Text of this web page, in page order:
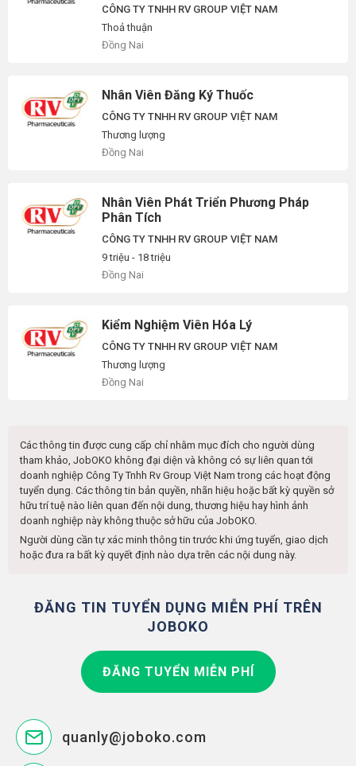
CÔNG TY TNHH RV GROUP VIỆT NAM
Thoả thuận
Đồng Nai
Nhân Viên Đăng Ký Thuốc
CÔNG TY TNHH RV GROUP VIỆT NAM
Thương lượng
Đồng Nai
Nhân Viên Phát Triển Phương Pháp
Phân Tích
CÔNG TY TNHH RV GROUP VIỆT NAM
9 triệu - 18 triệu
Đồng Nai
Kiểm Nghiệm Viên Hóa Lý
CÔNG TY TNHH RV GROUP VIỆT NAM
Thương lượng
Đồng Nai
Các thông tin được cung cấp chỉ nhằm mục đích cho người dùng
tham khảo, JobOKO không đại diện và không có sự liên quan tới
doanh nghiệp Công Ty Tnhh Rv Group Việt Nam trong các hoạt động
tuyển dụng. Các thông tin bản quyền, nhãn hiệu hoặc bất kỳ quyền sở
hữu trí tuệ nào liên quan đến nội dung, thương hiệu hay hình ảnh
doanh nghiệp này không thuộc sở hữu của JobOKO.
Người dùng cần tự xác minh thông tin trước khi ứng tuyển, giao dịch
hoặc đưa ra bất kỳ quyết định nào dựa trên các nội dung này.
ĐĂNG TIN TUYỂN DỤNG MIỄN PHÍ TRÊN
JOBOKO
ĐĂNG TUYỂN MIỄN PHÍ
quanly@joboko.com